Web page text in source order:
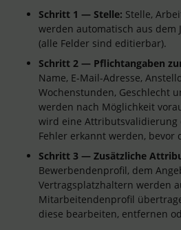
Schritt 1 — Stelle: Stelle,
werden automatisch aus dem
(alle Felder sind editierbar).
Schritt 2 — Pflichtangaben
Name, E-Mail-Adresse,
Wochenstunden, Geschlecht
werden nach Möglichkeit
wird eine Attributsvalidierung
Fehler erkannt werden, bevor
Schritt 3 — Zusätzliche
Bewerbendenprofil, dem
Vertragsplatzhaltern werden
Mitarbeitendenprofil
diese bearbeiten, entfernen